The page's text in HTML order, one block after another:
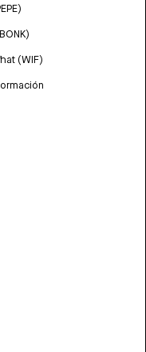
(WIF)